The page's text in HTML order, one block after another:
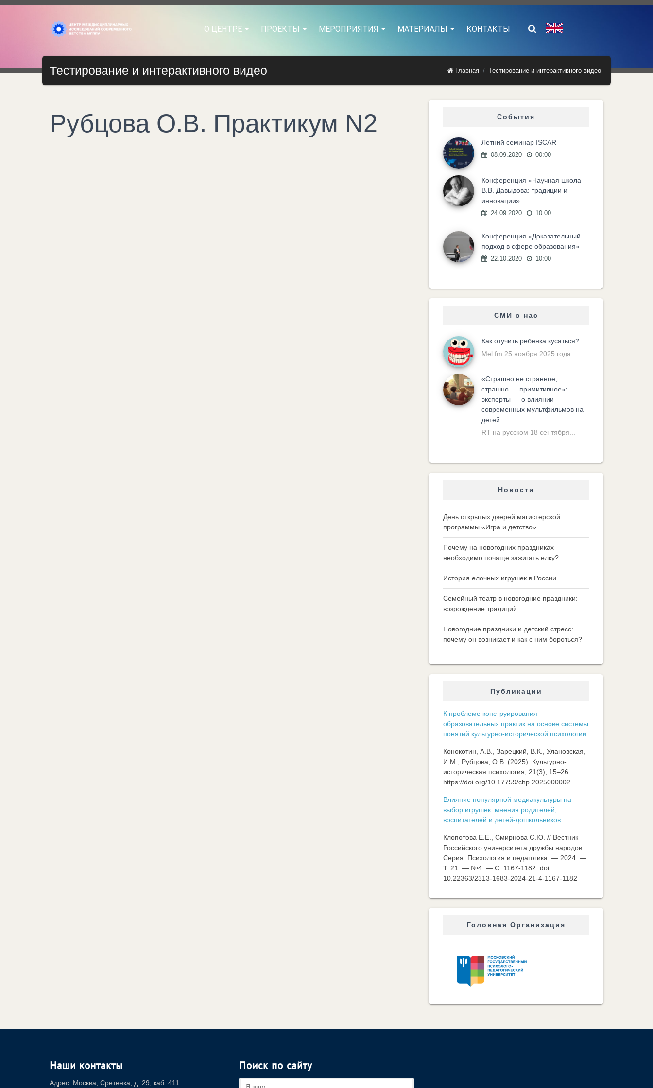
О ЦЕНТРЕ ПРОЕКТЫ МЕРОПРИЯТИЯ МАТЕРИАЛЫ КОНТАКТЫ
Тестирование и интерактивного видео Главная Тестирование и интерактивного видео
Рубцова О.В. Практикум N2 События
Летний семинар ISCAR
08.09.2020 00:00
Конференция «Научная школа
В.В. Давыдова: традиции и
инновации»
24.09.2020 10:00
Конференция «Доказательный
подход в сфере образования»
22.10.2020 10:00
СМИ о нас
Как отучить ребенка кусаться?
Mel.fm 25 ноября 2025 года...
«Cтрашно не странное,
страшно — примитивное»:
эксперты — о влиянии
современных мультфильмов на
детей
RT на русском 18 сентября...
Новости
День открытых дверей магистерской
программы «Игра и детство»
Почему на новогодних праздниках
необходимо почаще зажигать елку?
История елочных игрушек в России
Семейный театр в новогодние праздники:
возрождение традиций
Новогодние праздники и детский стресс:
почему он возникает и как с ним бороться?
Публикации
К проблеме конструирования
образовательных практик на основе системы
понятий культурно-исторической психологии
Конокотин, А.В., Зарецкий, В.К., Улановская,
И.М., Рубцова, О.В. (2025). Культурно-
историческая психология, 21(3), 15–26.
https://doi.org/10.17759/chp.2025000002
Влияние популярной медиакультуры на
выбор игрушек: мнения родителей,
воспитателей и детей-дошкольников
Клопотова Е.Е., Смирнова С.Ю. // Вестник
Российского университета дружбы народов.
Серия: Психология и педагогика. — 2024. —
Т. 21. — №4. — C. 1167-1182. doi:
10.22363/2313-1683-2024-21-4-1167-1182
Головная Организация
Наши контакты
Адрес: Москва, Сретенка, д. 29, каб. 411
Поиск по сайту